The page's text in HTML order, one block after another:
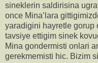
sineklerin saldirisina
once Mina’lara
yaradigini hayretle gorup
tavsiye ettigim sinek
Mina gondermisti onlari
gerekmemisti hic. Bizim